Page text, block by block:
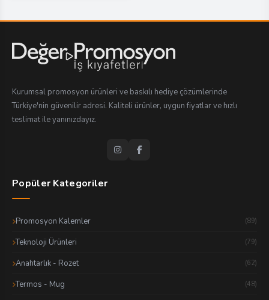
Kurumsal promosyon ürünleri ve baskılı hediye çözümlerinde
Türkiye'nin güvenilir adresi. Kaliteli ürünler, uygun fiyatlar ve hızlı
teslimat ile yanınızdayız.
Popüler Kategoriler
Promosyon Kalemler (89)
Teknoloji Ürünleri (79)
Anahtarlık - Rozet (62)
Termos - Mug (48)